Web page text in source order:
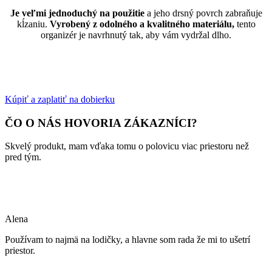
Je veľmi jednoduchý na použitiea jeho drsný povrch zabraňuje
kĺzaniu. Vyrobený z odolného a kvalitného materiálu,tento
organizér je navrhnutý tak, aby vám vydržal dlho.
Kúpiť a zaplatiť na dobierku
ČO O NÁS HOVORIA ZÁKAZNÍCI?
Skvelý produkt, mam vďaka tomu o polovicu viac priestoru než
pred tým.
Alena
Používam to najmä na lodičky, a hlavne som rada že mi to ušetrí
priestor.